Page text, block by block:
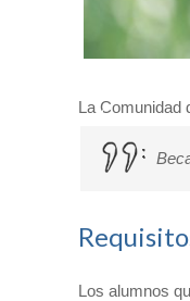
La Comunidad
Los alumnos